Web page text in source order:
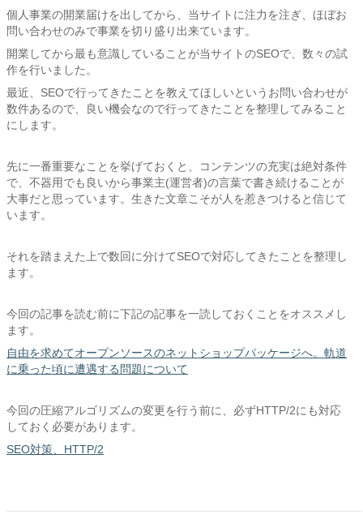
個人事業の開業届けを出してから、当サイトに注力を注ぎ、ほぼお
問い合わせのみで事業を切り盛り出来ています。
開業してから最も意識していることが当サイトのSEOで、数々の試
作を行いました。
最近、SEOで行ってきたことを教えてほしいというお問い合わせが
数件あるので、良い機会なので行ってきたことを整理してみること
にします。
先に一番重要なことを挙げておくと、コンテンツの充実は絶対条件
で、不器用でも良いから事業主(運営者)の言葉で書き続けることが
大事だと思っています。生きた文章こそが人を惹きつけると信じて
います。
それを踏まえた上で数回に分けてSEOで対応してきたことを整理し
ます。
今回の記事を読む前に下記の記事を一読しておくことをオススメし
ます。
自由を求めてオープンソースのネットショップパッケージへ。軌道
に乗った頃に遭遇する問題について
今回の圧縮アルゴリズムの変更を行う前に、必ずHTTP/2にも対応
しておく必要があります。
SEO対策、HTTP/2